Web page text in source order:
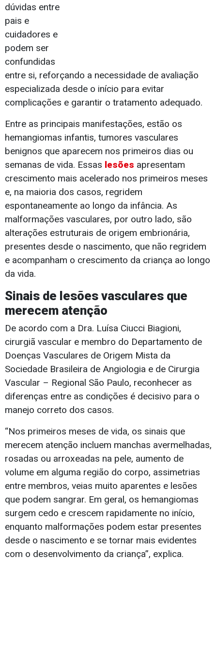
dúvidas entre
pais e
cuidadores e
podem ser
confundidas
entre si, reforçando a necessidade de avaliação
especializada desde o início para evitar
complicações e garantir o tratamento adequado.
Entre as principais manifestações, estão os
hemangiomas infantis, tumores vasculares
benignos que aparecem nos primeiros dias ou
semanas de vida. Essas lesões apresentam
crescimento mais acelerado nos primeiros meses
e, na maioria dos casos, regridem
espontaneamente ao longo da infância. As
malformações vasculares, por outro lado, são
alterações estruturais de origem embrionária,
presentes desde o nascimento, que não regridem
e acompanham o crescimento da criança ao longo
da vida.
Sinais de lesões vasculares que
merecem atenção
De acordo com a Dra. Luísa Ciucci Biagioni,
cirurgiã vascular e membro do Departamento de
Doenças Vasculares de Origem Mista da
Sociedade Brasileira de Angiologia e de Cirurgia
Vascular – Regional São Paulo, reconhecer as
diferenças entre as condições é decisivo para o
manejo correto dos casos.
“Nos primeiros meses de vida, os sinais que
merecem atenção incluem manchas avermelhadas,
rosadas ou arroxeadas na pele, aumento de
volume em alguma região do corpo, assimetrias
entre membros, veias muito aparentes e lesões
que podem sangrar. Em geral, os hemangiomas
surgem cedo e crescem rapidamente no início,
enquanto malformações podem estar presentes
desde o nascimento e se tornar mais evidentes
com o desenvolvimento da criança”, explica.